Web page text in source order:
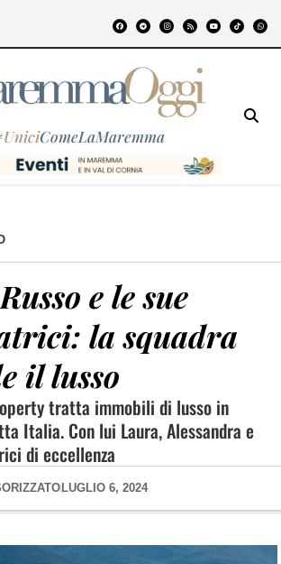
UniciComeLaMaremma
e le sue
la squadra
il lusso
tratta immobili di lusso in
Italia. Con lui Laura, Alessandra e
di eccellenza
LUGLIO 6, 2024